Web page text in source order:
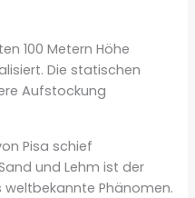
100 Metern Höhe
Die statischen
Aufstockung
Pisa schief
und Lehm ist der
Phänomen.